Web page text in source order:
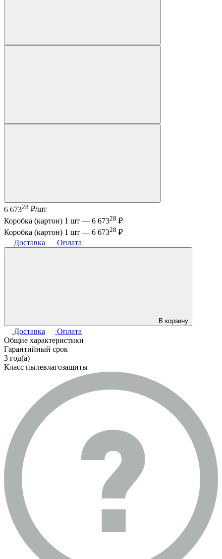
6 67328 ₽/шт
Коробка (картон) 1 шт — 6 67328 ₽
Коробка (картон) 1 шт — 6 67328 ₽
Доставка
Оплата
В корзину
Доставка
Оплата
Общие характеристики
Гарантийный срок
3 год(а)
Класс пылевлагозащиты